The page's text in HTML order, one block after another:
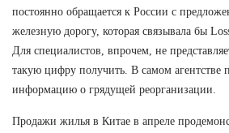
постоянно обращается к России с
железную дорогу, которая связывала бы
Для специалистов, впрочем, не
такую цифру получить. В самом агентстве
информацию о грядущей реорганизации.
Продажи жилья в Китае в апреле